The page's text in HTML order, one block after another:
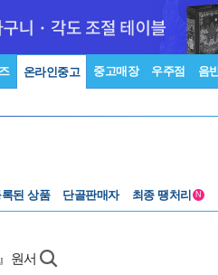
온라인중고 중고매장 우주점 음
된 상품 단골판매자 최종 땡처리 N
원서